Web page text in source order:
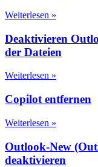
Weiterlesen »
Deaktivieren
der Dateien
Weiterlesen »
Copilot entfernen
Weiterlesen »
Outlook-New
deaktivieren